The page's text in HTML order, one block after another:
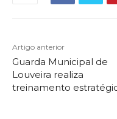
Artigo anterior
Guarda Municipal de
Louveira realiza
treinamento